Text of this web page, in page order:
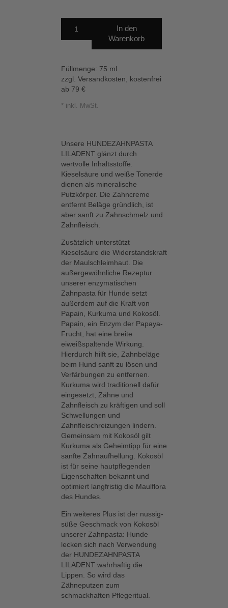
In den
Warenkorb
Füllmenge: 75 ml
zzgl. Versandkosten, kostenfrei
ab 79 €
inkl. MwSt.
Unsere HUNDEZAHNPASTA
LILADENT glänzt durch
wertvolle Inhaltsstoffe.
Kieselsäure und weiße Tonerde
dienen als mineralische
Putzkörper. Die Zahncreme
entfernt Beläge gründlich, ist
aber sanft zu Zahnschmelz und
Zahnfleisch.
Zusätzlich unterstützt
Kieselsäure die Widerstandskraft
der Maulschleimhaut. Die
außergewöhnliche Rezeptur
unserer enzymatischen
Zahnpasta für Hunde setzt
außerdem auf die Kraft von
Papain, Kurkuma und Kokosöl.
Papain, ein Enzym der Papaya-
Frucht, hat eine breite
eiweißspaltende Wirkung.
Hierdurch hilft sie, Zahnbeläge
beim Hund sanft zu lösen und
Verfärbungen zu entfernen.
Kurkuma wird traditionell dafür
eingesetzt, Zähne und
Zahnfleisch zu kräftigen und soll
Schwellungen und
Zahnfleischreizungen lindern.
Gemeinsam mit Kokosöl gilt
Kurkuma als Geheimtipp für eine
sanfte Zahnaufhellung. Kokosöl
ist für seine hautpflegenden
Eigenschaften bekannt und
optimiert langfristig die Maulflora
des Hundes.
Ein weiteres Plus ist der nussig-
süße Geschmack von Kokosöl
unserer Zahnpasta: Hunde
lecken sich nach Verwendung
der HUNDEZAHNPASTA
LILADENT wahrhaftig die
Lippen. So wird das
Zähneputzen zum
schmackhaften Pflegeritual.